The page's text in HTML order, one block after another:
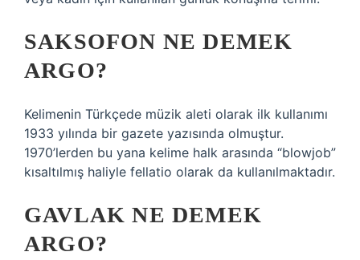
SAKSOFON NE DEMEK
ARGO?
Kelimenin Türkçede müzik aleti olarak ilk kullanımı
1933 yılında bir gazete yazısında olmuştur.
1970’lerden bu yana kelime halk arasında “blowjob”
kısaltılmış haliyle fellatio olarak da kullanılmaktadır.
GAVLAK NE DEMEK
ARGO?